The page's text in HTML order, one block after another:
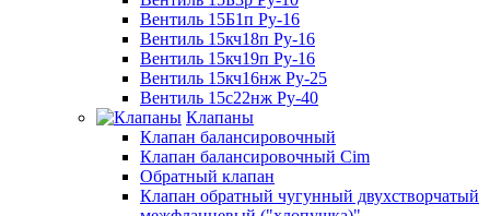
Вентиль 15Б1п Ру-16
Вентиль 15кч18п Ру-16
Вентиль 15кч19п Ру-16
Вентиль 15кч16нж Ру-25
Вентиль 15с22нж Ру-40
Клапаны
Клапан балансировочный
Клапан балансировочный Cim
Обратный клапан
Клапан обратный чугунный двухстворчатый